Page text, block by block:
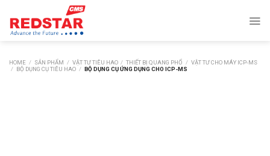
content
HOME / SẢN PHẨM / VẬT TƯ TIÊU HAO / THIẾT BỊ QUANG PHỔ / VẬT TƯ CHO MÁY ICP-MS
/ BỘ DỤNG CỤ TIÊU HAO / BỘ DỤNG CỤ ỨNG DỤNG CHO ICP-MS